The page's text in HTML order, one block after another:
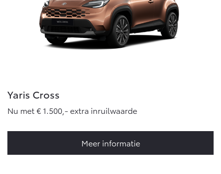
Yaris Cross
Nu met € 1.500,- extra inruilwaarde
Meer informatie